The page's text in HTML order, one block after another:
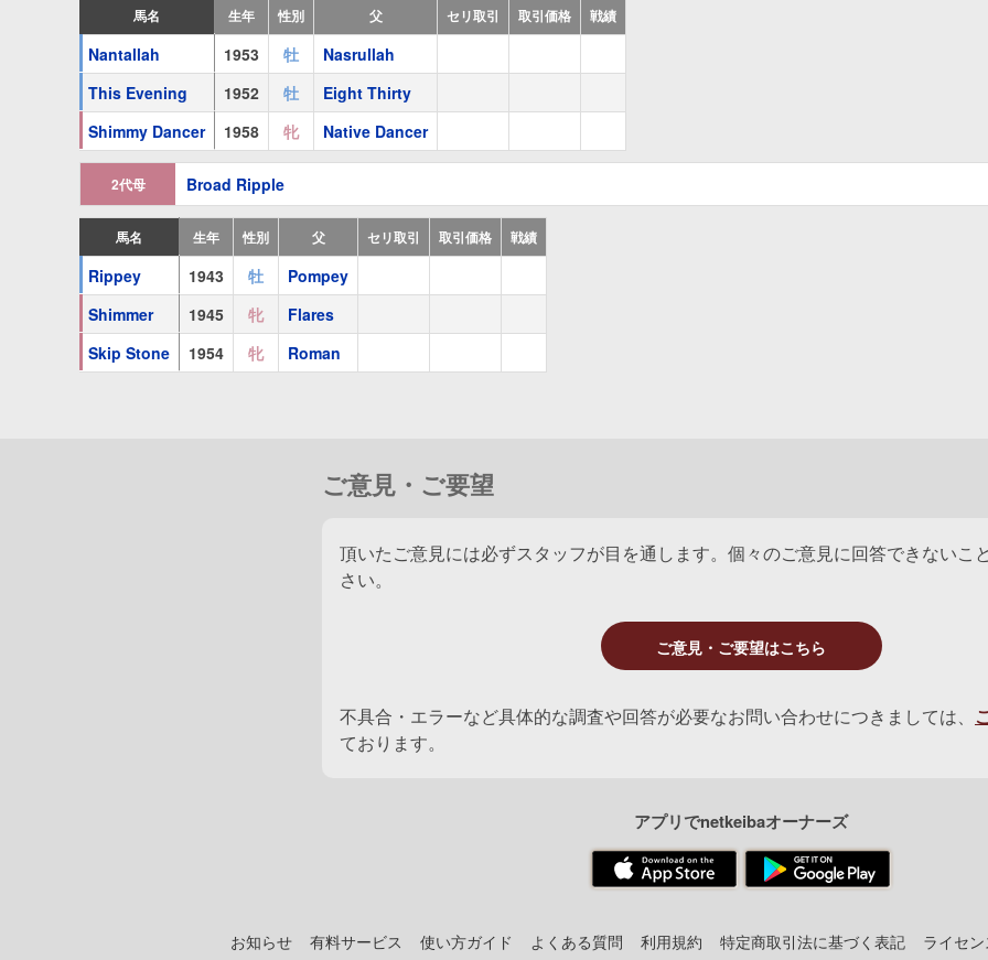
In Regards
(牝 1954 鹿毛 With Regards
I'm Lisa
牝1964 鹿毛 Imbros)
Skip Stone
牝1954 鹿毛 Roman )
Hawkestone (牝1959 黒鹿毛ラパス)
Sweetstone (牝1963 鹿毛
馬名 生年 性別 父 セリ取引 取引価格 戦績
Nantallah 1953 牡
Nasrullah
This Evening
1952 牡
Eight Thirty
Shimmy Dancer
1958 牝 Native Dancer
2代母 Broad Ripple
馬名 生年 性別 父 セリ取引 取引価格 戦績
Rippey 1943 牡
Pompey
Shimmer
1945 牝
Flares
Skip Stone
1954 牝 Roman
ご意見・ご要望
頂いたご意見には必ずスタッフが目を通します。個々のご意見に回答できないこ
さい。
ご意見・ご要望はこちら
不具合・エラーなど具体的な調査や回答が必要なお問い合わせにつきましては、
ております。
アプリでnetkeibaオーナーズ
お知らせ 有料サービス 使い方ガイド よくある質問 利用規約 特定商取引法に基づく表記 ライセン